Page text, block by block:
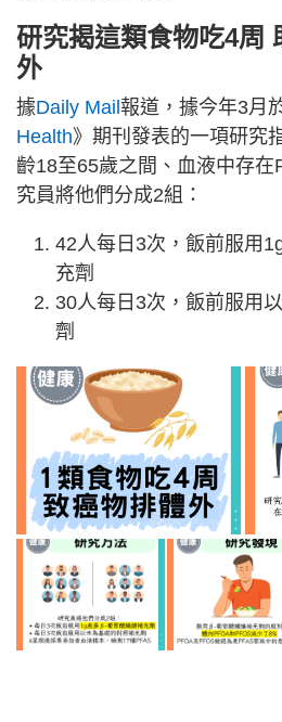
研究揭這類食物吃4周
外
據Daily Mail報道，據今年3月
Health》期刊發表的一項研究
齡18至65歲之間、血液中存在
究員將他們分成2組：
42人每日3次，飯前服用
充劑
30人每日3次，飯前服用
劑